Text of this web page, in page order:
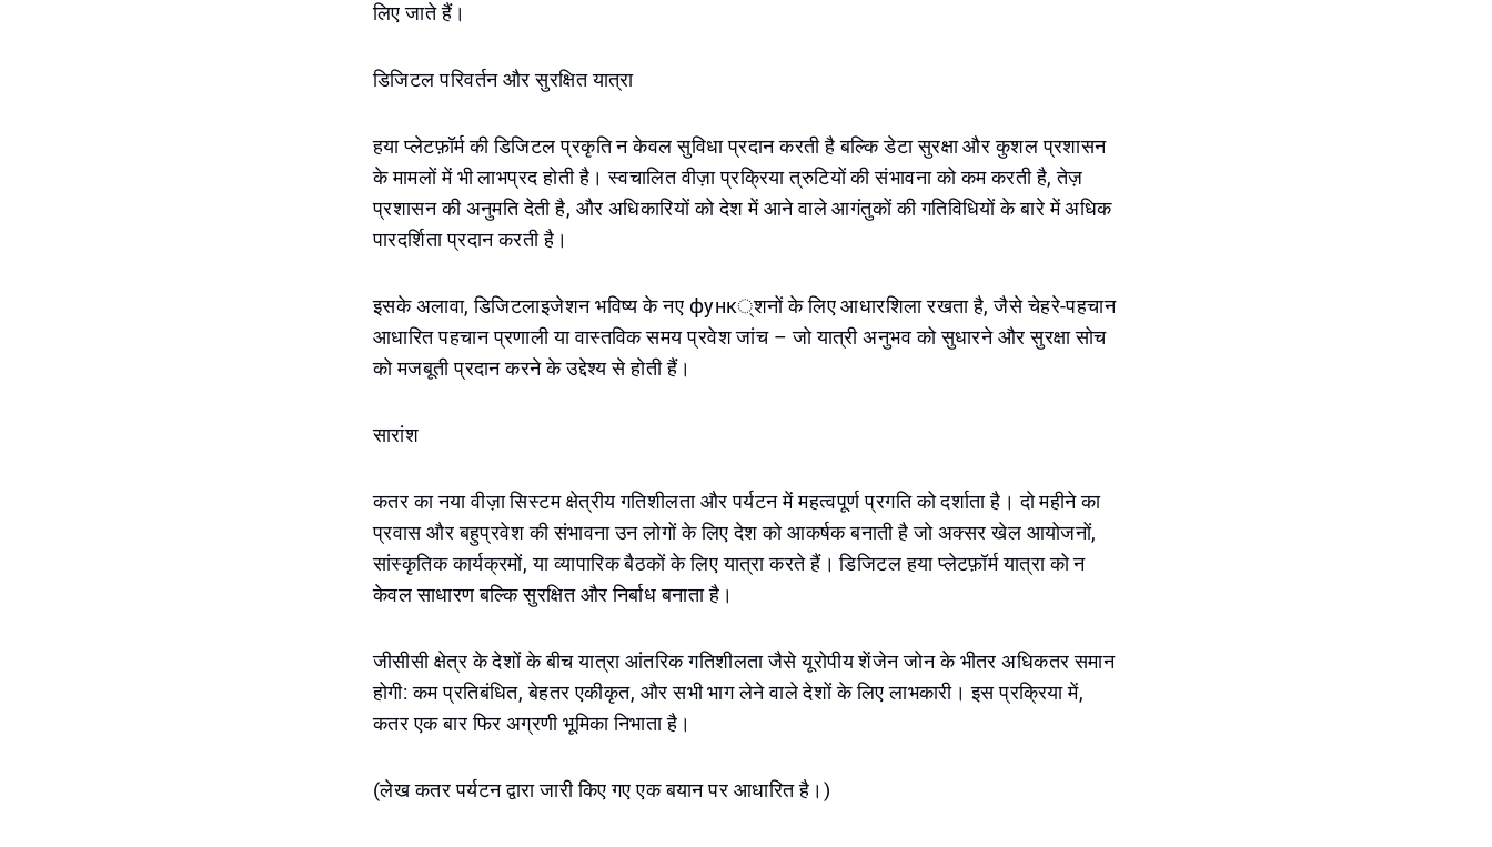
लिए जाते हैं।
डिजिटल परिवर्तन और सुरक्षित यात्रा
हया प्लेटफ़ॉर्म की डिजिटल प्रकृति न केवल सुविधा प्रदान करती है बल्कि डेटा सुरक्षा और कुशल प्रशासन
के मामलों में भी लाभप्रद होती है। स्वचालित वीज़ा प्रक्रिया त्रुटियों की संभावना को कम करती है, तेज़
प्रशासन की अनुमति देती है, और अधिकारियों को देश में आने वाले आगंतुकों की गतिविधियों के बारे में अधिक
पारदर्शिता प्रदान करती है।
इसके अलावा, डिजिटलाइजेशन भविष्य के नए функ्शनों के लिए आधारशिला रखता है, जैसे चेहरे-पहचान
आधारित पहचान प्रणाली या वास्तविक समय प्रवेश जांच – जो यात्री अनुभव को सुधारने और सुरक्षा सोच
को मजबूती प्रदान करने के उद्देश्य से होती हैं।
सारांश
कतर का नया वीज़ा सिस्टम क्षेत्रीय गतिशीलता और पर्यटन में महत्वपूर्ण प्रगति को दर्शाता है। दो महीने का
प्रवास और बहुप्रवेश की संभावना उन लोगों के लिए देश को आकर्षक बनाती है जो अक्सर खेल आयोजनों,
सांस्कृतिक कार्यक्रमों, या व्यापारिक बैठकों के लिए यात्रा करते हैं। डिजिटल हया प्लेटफ़ॉर्म यात्रा को न
केवल साधारण बल्कि सुरक्षित और निर्बाध बनाता है।
जीसीसी क्षेत्र के देशों के बीच यात्रा आंतरिक गतिशीलता जैसे यूरोपीय शेंजेन जोन के भीतर अधिकतर समान
होगी: कम प्रतिबंधित, बेहतर एकीकृत, और सभी भाग लेने वाले देशों के लिए लाभकारी। इस प्रक्रिया में,
कतर एक बार फिर अग्रणी भूमिका निभाता है।
(लेख कतर पर्यटन द्वारा जारी किए गए एक बयान पर आधारित है।)